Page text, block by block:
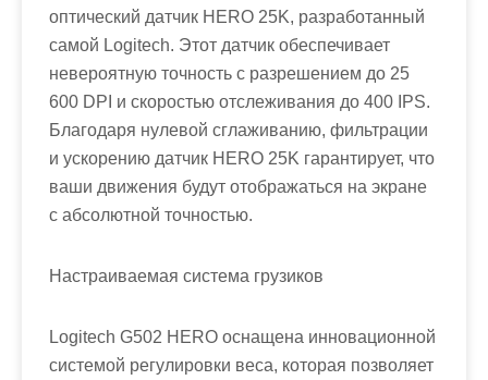
оптический датчик HERO 25K, разработанный
самой Logitech. Этот датчик обеспечивает
невероятную точность с разрешением до 25
600 DPI и скоростью отслеживания до 400 IPS.
Благодаря нулевой сглаживанию, фильтрации
и ускорению датчик HERO 25K гарантирует, что
ваши движения будут отображаться на экране
с абсолютной точностью.
Настраиваемая система грузиков
Logitech G502 HERO оснащена инновационной
системой регулировки веса, которая позволяет